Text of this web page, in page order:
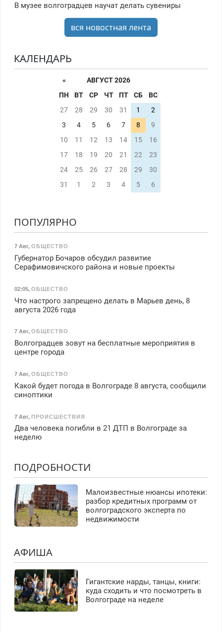
В музее волгоградцев научат делать сувениры
вся новостная лента
КАЛЕНДАРЬ
«
АВГУСТ 2026
ПН
ВТ СР ЧТ ПТ СБ
ВС
27
28 29 30 31 1
2
3
4 5 6 7 8
9
10
11 12 13 14 15
16
17
18 19 20 21 22
23
24
25 26 27 28 29
30
31
1 2 3 4 5 6
ПОПУЛЯРНО
7 Авг, ОБЩЕСТВО
Губернатор Бочаров обсудил развитие
Серафимовичского района и новые проекты
02:05, ОБЩЕСТВО
Что настрого запрещено делать в Марьев день, 8
августа 2026 года
7 Авг, ОБЩЕСТВО
Волгоградцев зовут на бесплатные мероприятия в
центре города
7 Авг, ОБЩЕСТВО
Какой будет погода в Волгограде 8 августа, сообщили
синоптики
7 Авг, ПРОИСШЕСТВИЯ
Два человека погибли в 21 ДТП в Волгограде за
неделю
ПОДРОБНОСТИ
Малоизвестные нюансы ипотеки:
разбор кредитных программ от
волгоградского эксперта по
недвижимости
АФИША
Гигантские нарды, танцы, книги:
куда сходить и что посмотреть в
Волгограде на неделе